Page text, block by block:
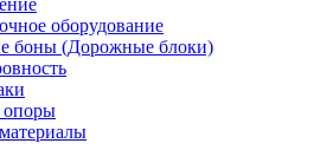
оборудование
боны (Дорожные блоки)
опоры